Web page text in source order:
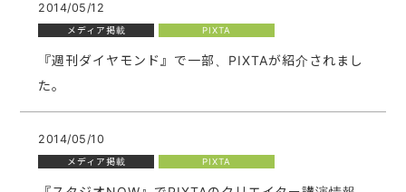
2014/05/12
メディア掲載 PIXTA
『週刊ダイヤモンド』で一部、PIXTAが紹介されまし
た。
2014/05/10
メディア掲載 PIXTA